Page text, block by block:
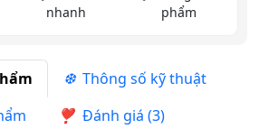
nhanh
phẩm
Thông số kỹ thuật
Đánh giá (3)